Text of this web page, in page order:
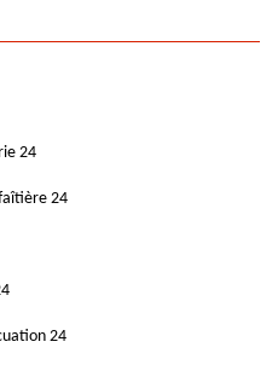
24
24
24